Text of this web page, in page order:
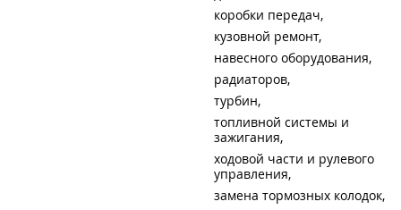
коробки передач
кузовной ремонт
навесного оборудования
радиаторов
турбин
топливной системы и
зажигания
ходовой части и рулевого
управления
замена тормозных колодок